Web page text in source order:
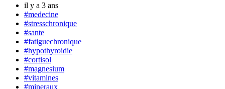
il y a 3 ans
#medecine
#stresschronique
#sante
#fatiguechronique
#hypothyroidie
#cortisol
#magnesium
#vitamines
#mineraux